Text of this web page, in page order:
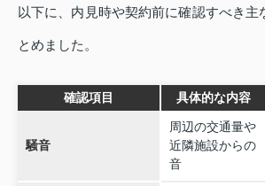
以下に、内見時や契約前に確認すべき主
とめました。
確認項目 具体的な内容
騒音
周辺の交通量や
近隣施設からの
音